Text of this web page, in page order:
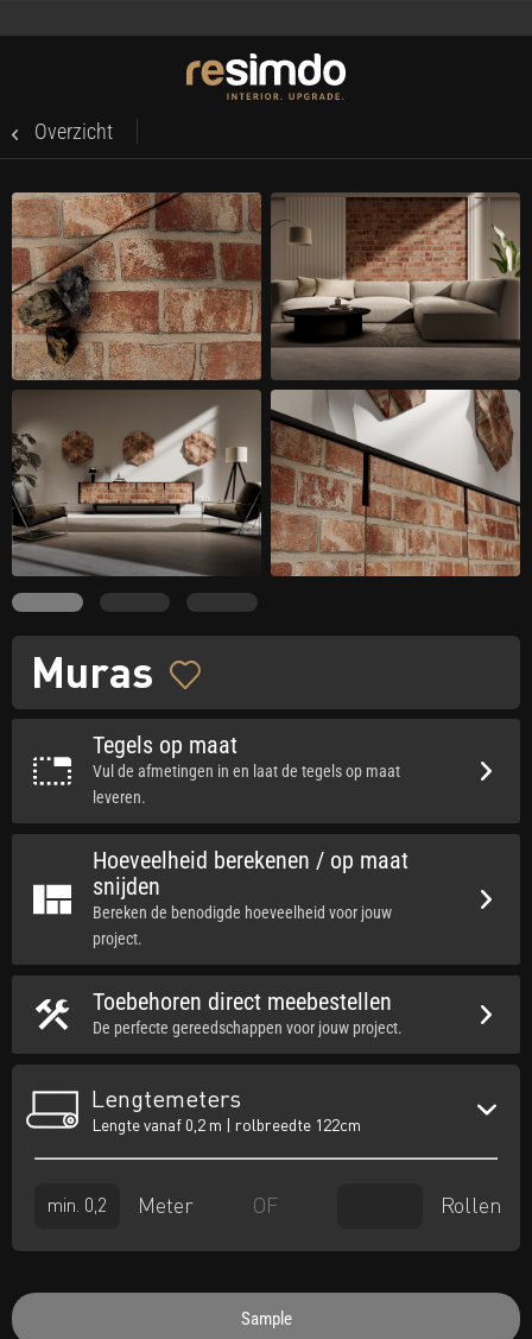
Overzicht
Muras
Tegels op maat
Vul de afmetingen in en laat de tegels op maat
leveren.
Hoeveelheid berekenen / op maat
snijden
Bereken de benodigde hoeveelheid voor jouw
project.
Toebehoren direct meebestellen
De perfecte gereedschappen voor jouw project.
Lengtemeters
Lengte vanaf 0,2 m | rolbreedte 122cm
Meter OF Rollen
Sample